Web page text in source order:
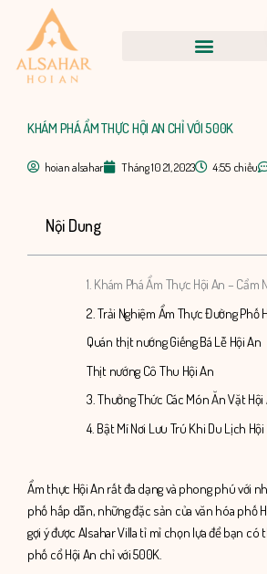
dung
KHÁM PHÁ ẨM THỰC HỘI AN CHỈ VỚI 500K
hoian alsahar Tháng 10 21, 2023 4:55 chiều
Nội Dung
1. Khám Phá Ẩm Thực Hội An – Cẩm
2. Trải Nghiệm Ẩm Thực Đường Phố
Quán thịt nướng Giếng Bá Lễ Hội An
Thịt nướng Cô Thu Hội An
3. Thưởng Thức Các Món Ăn Vặt Hội
4. Bật Mí Nơi Lưu Trú Khi Du Lịch Hội
Ẩm thực Hội An rất đa dạng và phong phú với
phố hấp dẫn, những đặc sản của văn hóa phố
gợi ý được Alsahar Villa tỉ mỉ chọn lựa để bạn
phố cổ Hội An chỉ với 500K.